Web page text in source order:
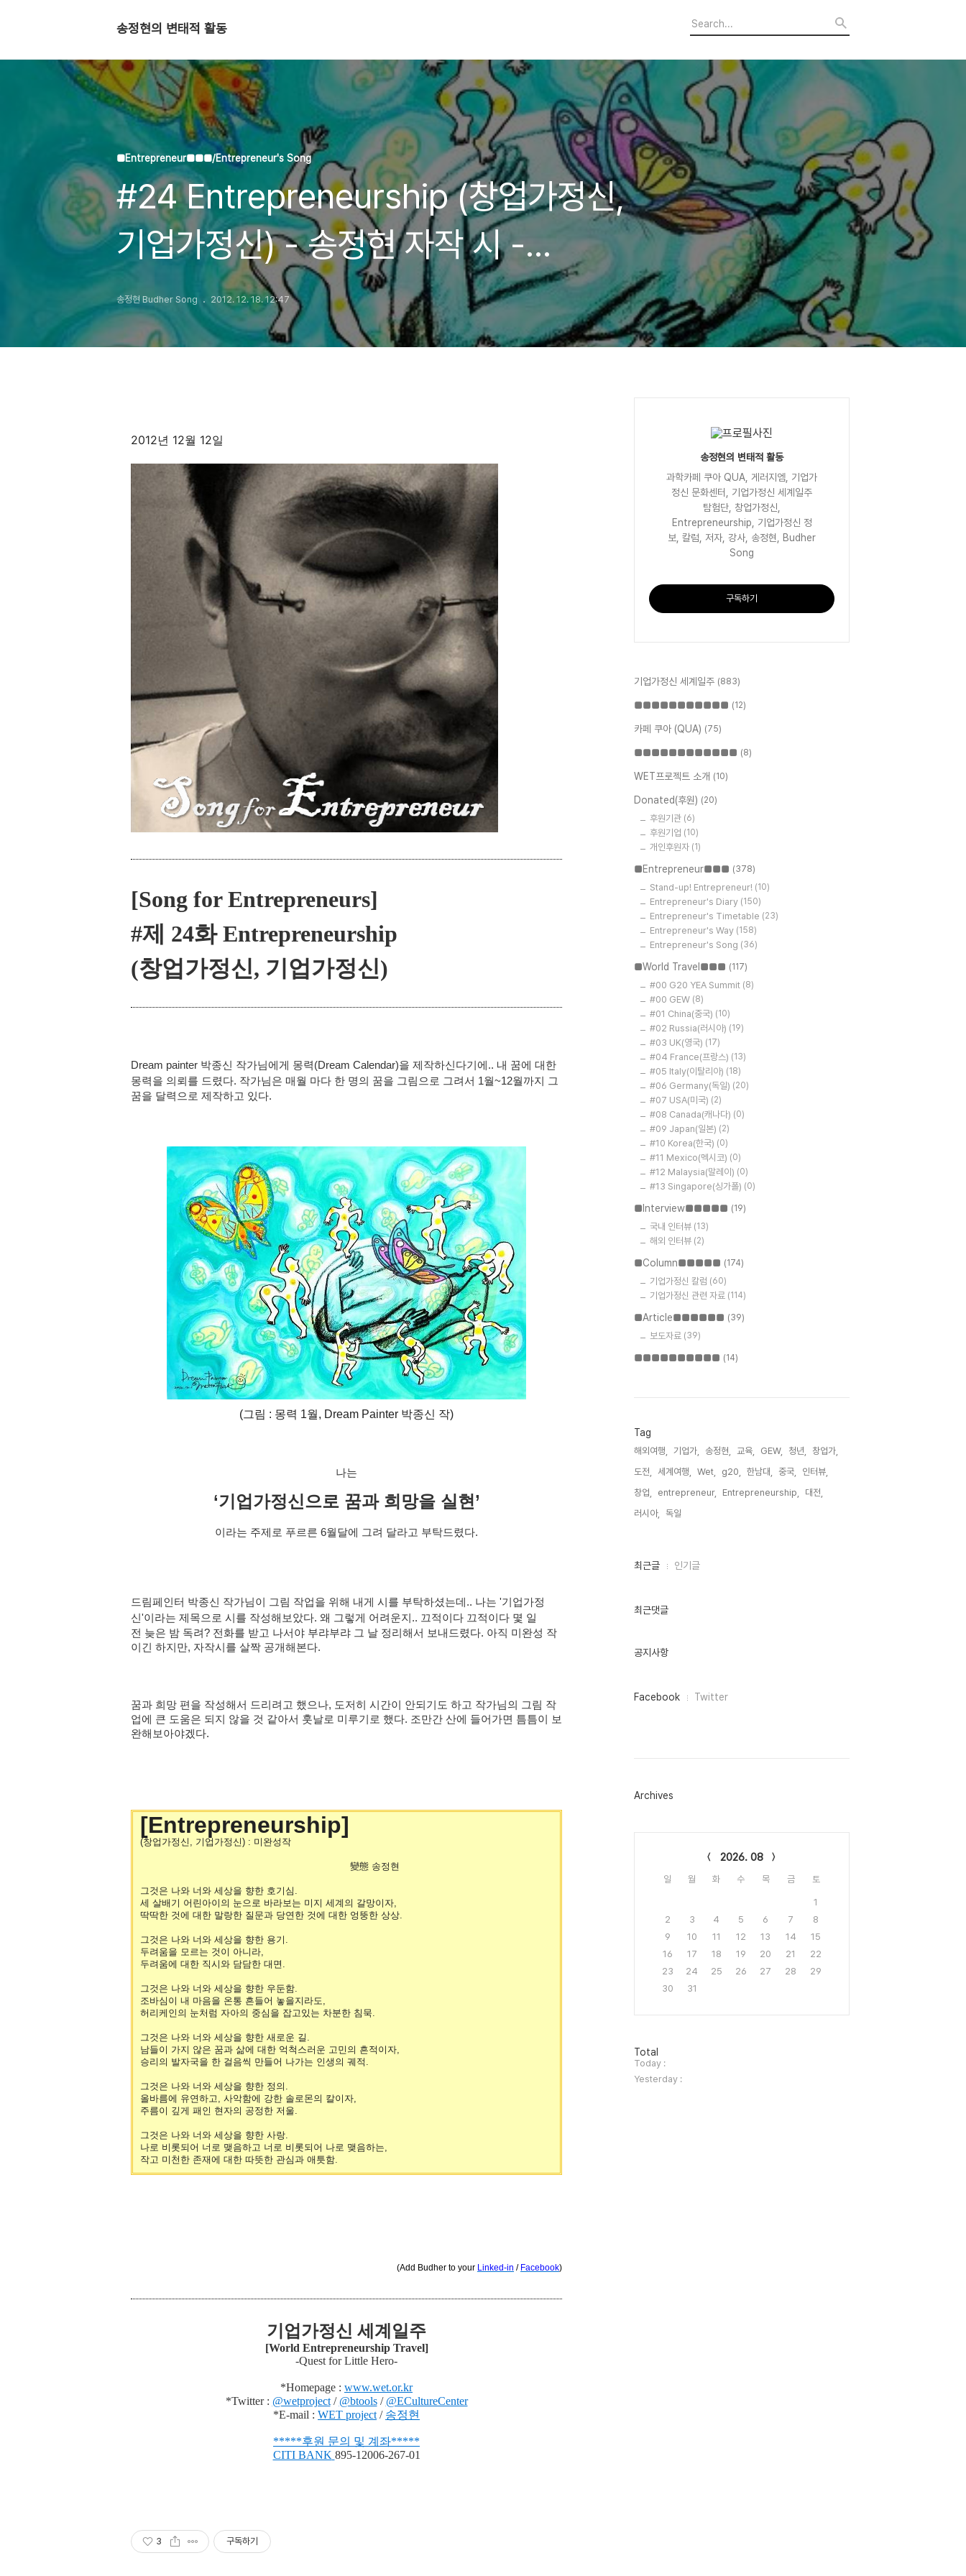
송정현의 변태적 활동
■Entrepreneur■■■/Entrepreneur's Song
#24 Entrepreneurship (창업가정신,
기업가정신) - 송정현 자작 시 -
기업가정신 세계일주
송정현 Budher Song 2012. 12. 18. 12:47
2012년 12월 12일
[Song for Entrepreneurs]
#제 24화 Entrepreneurship
(창업가정신, 기업가정신)
Dream painter 박종신 작가님에게 몽력(Dream Calendar)을 제작하신다기에.. 내 꿈에 대한
몽력을 의뢰를 드렸다. 작가님은 매월 마다 한 명의 꿈을 그림으로 그려서 1월~12월까지 그
꿈을 달력으로 제작하고 있다.
(그림 : 몽력 1월, Dream Painter 박종신 작)
나는
‘기업가정신으로 꿈과 희망을 실현’
이라는 주제로 푸르른 6월달에 그려 달라고 부탁드렸다.
드림페인터 박종신 작가님이 그림 작업을 위해 내게 시를 부탁하셨는데.. 나는 '기업가정
신'이라는 제목으로 시를 작성해보았다. 왜 그렇게 어려운지.. 끄적이다 끄적이다 몇 일
전 늦은 밤 독려? 전화를 받고 나서야 부랴부랴 그 날 정리해서 보내드렸다. 아직 미완성 작
이긴 하지만, 자작시를 살짝 공개해본다.
꿈과 희망 편을 작성해서 드리려고 했으나, 도저히 시간이 안되기도 하고 작가님의 그림 작
업에 큰 도움은 되지 않을 것 같아서 훗날로 미루기로 했다. 조만간 산에 들어가면 틈틈이 보
완해보아야겠다.
[Entrepreneurship]
(창업가정신, 기업가정신) : 미완성작
變態 송정현
그것은 나와 너와 세상을 향한 호기심.
세 살배기 어린아이의 눈으로 바라보는 미지 세계의 갈망이자,
딱딱한 것에 대한 말랑한 질문과 당연한 것에 대한 엉뚱한 상상.
그것은 나와 너와 세상을 향한 용기.
두려움을 모르는 것이 아니라,
두려움에 대한 직시와 담담한 대면.
그것은 나와 너와 세상을 향한 우둔함.
조바심이 내 마음을 온통 흔들어 놓을지라도,
허리케인의 눈처럼 자아의 중심을 잡고있는 차분한 침묵.
그것은 나와 너와 세상을 향한 새로운 길.
남들이 가지 않은 꿈과 삶에 대한 억척스러운 고민의 흔적이자,
승리의 발자국을 한 걸음씩 만들어 나가는 인생의 궤적.
그것은 나와 너와 세상을 향한 정의.
올바름에 유연하고, 사악함에 강한 솔로몬의 칼이자,
주름이 깊게 패인 현자의 공정한 저울.
그것은 나와 너와 세상을 향한 사랑.
나로 비롯되어 너로 맺음하고 너로 비롯되어 나로 맺음하는,
작고 미천한 존재에 대한 따뜻한 관심과 애틋함.
(Add Budher to your Linked-in / Facebook)
기업가정신 세계일주
[World Entrepreneurship Travel]
-Quest for Little Hero-
*Homepage : www.wet.or.kr
*Twitter : @wetproject/ @btools/ @ECultureCenter
*E-mail : WET project / 송정현
*****후원 문의 및 계좌*****
CITI BANK 895-12006-267-01
3 구독하기
송정현의 변태적 활동
과학카페 쿠아 QUA, 게러지엠, 기업가
정신 문화센터, 기업가정신 세계일주
탐험단, 창업가정신,
Entrepreneurship, 기업가정신 정
보, 칼럼, 저자, 강사, 송정현, Budher
Song
구독하기
기업가정신 세계일주 (883)
■■■■■■■■■■■ (12)
카페 쿠아 (QUA) (75)
■■■■■■■■■■■■ (8)
WET프로젝트 소개 (10)
Donated(후원) (20)
후원기관 (6)
후원기업 (10)
개인후원자 (1)
■Entrepreneur■■■ (378)
Stand-up! Entrepreneur! (10)
Entrepreneur's Diary (150)
Entrepreneur's Timetable (23)
Entrepreneur's Way (158)
Entrepreneur's Song (36)
■World Travel■■■ (117)
#00 G20 YEA Summit (8)
#00 GEW (8)
#01 China(중국) (10)
#02 Russia(러시아) (19)
#03 UK(영국) (17)
#04 France(프랑스) (13)
#05 Italy(이탈리아) (18)
#06 Germany(독일) (20)
#07 USA(미국) (2)
#08 Canada(캐나다) (0)
#09 Japan(일본) (2)
#10 Korea(한국) (0)
#11 Mexico(멕시코) (0)
#12 Malaysia(말레이) (0)
#13 Singapore(싱가폴) (0)
■Interview■■■■■ (19)
국내 인터뷰 (13)
해외 인터뷰 (2)
■Column■■■■■ (174)
기업가정신 칼럼 (60)
기업가정신 관련 자료 (114)
■Article■■■■■■ (39)
보도자료 (39)
■■■■■■■■■■ (14)
Tag
해외여행, 기업가, 송정현, 교육, GEW, 청년,
창업가,
도전,
세계여행, Wet, g20, 한남대, 중국,
인터뷰,
창업,
entrepreneur, Entrepreneurship,
대전,
러시아,
독일,
최
인
최근글 인기글
최근댓글
공지사항
페
그
Facebook Twitter
Archives
2026. 08
일 월 화 수 목 금 토
1
2
3 4 5 6 7
8
9
10 11 12 13 14
15
16
17 18 19 20 21
22
23
24 25 26 27 28
29
30
31
방
문
자
수
Total
Today :
Yesterday :